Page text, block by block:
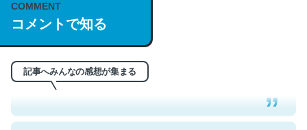
COMMENT
コメントで知る
記事へみんなの感想が集まる
これは名文。彼はとてもクレバーなんだろうなと凄く思
う。英語少しでも読める人は原文もお勧め。自分はこの流
れ好き。Let’s Fucking Go. Then Covid hit. Shit.
─今のこの状況が信じられるかい？ by ラーズ・ヌートバー